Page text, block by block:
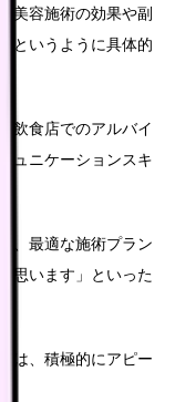
美容施術の効果や副
というように具体的
飲食店でのアルバイ
ュニケーションスキ
、最適な施術プラン
思います」といった
は、積極的にアピー